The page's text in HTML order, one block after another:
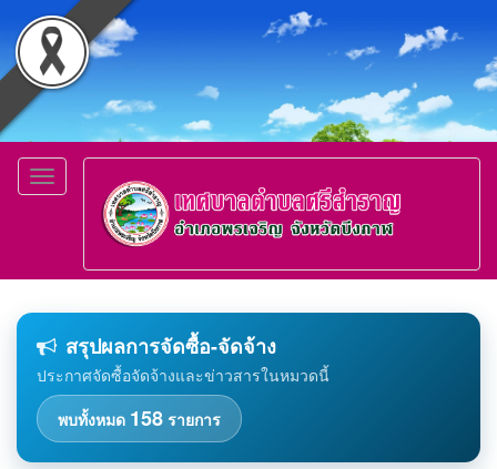
Toggle
navigation
สรุปผลการจัดซื้อ-จัดจ้าง
ประกาศจัดซื้อจัดจ้างและข่าวสารในหมวดนี้
พบทั้งหมด 158 รายการ